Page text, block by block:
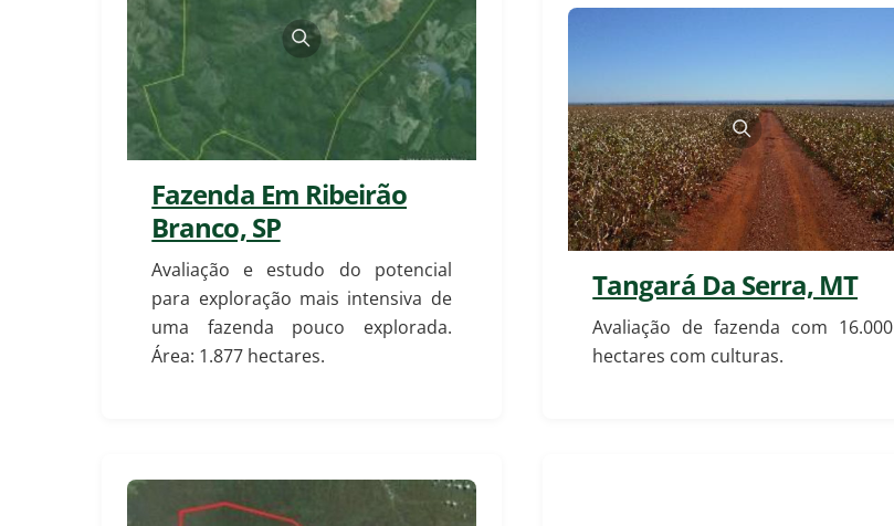
Fazenda Em Ribeirão
Branco, SP
Avaliação e estudo do potencial
para exploração mais intensiva de
uma fazenda pouco explorada.
Área: 1.877 hectares.
Tangará Da Serra, MT
Avaliação de fazenda com 16.000
hectares com culturas.